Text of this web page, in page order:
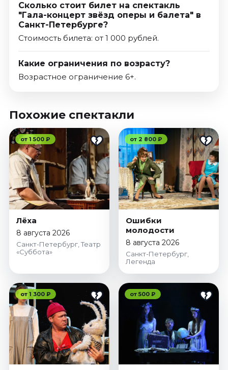
Сколько стоит билет на спектакль
"Гала-концерт звёзд оперы и балета" в
Санкт-Петербурге?
Стоимость билета: от 1 000 рублей.
Какие ограничения по возрасту?
Возрастное ограничение 6+.
Похожие спектакли
от 1 500 ₽
Лёха
8 августа 2026
Санкт-Петербург, Театр
«Суббота»
от 2 800 ₽
Ошибки
молодости
8 августа 2026
Санкт-Петербург,
Легенда
от 1 300 ₽ от 500 ₽